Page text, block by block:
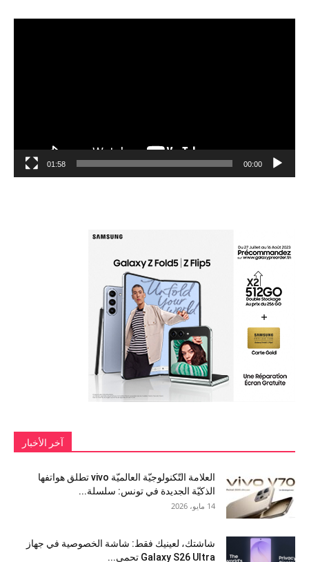
00:00
01:58
آخر الأخبار
العلامة التّكنولوجيّة العالميّة vivo تطلق هواتفها
الذكيّة الجديدة في تونس: سلسلة...
14 مايو، 2026
شاشتك، لعينيك فقط: شاشة الخصوصية في جهاز
Galaxy S26 Ultra تحمي...